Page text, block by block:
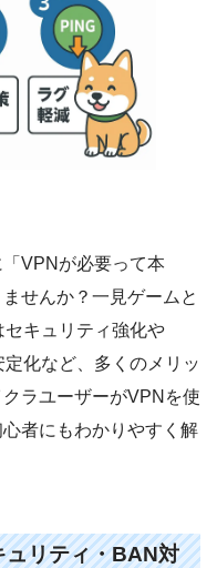
VPNが必要って本
せんか？一見ゲームと
キュリティ強化や
化など、多くのメリッ
ラユーザーがVPNを使
者にもわかりやすく解
ュリティ・BAN対